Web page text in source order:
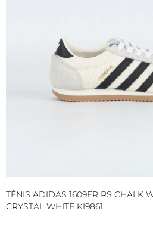
TÊNIS ADIDAS 1609ER RS CHALK
CRYSTAL WHITE KI9861